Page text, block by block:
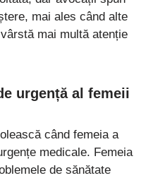
mai ales când alte
mai multă atenție
urgență al femeii
când femeia a
medicale. Femeia
de sănătate